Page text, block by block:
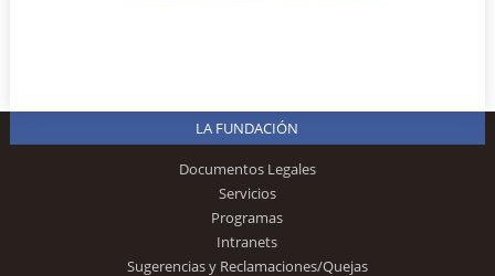
LA FUNDACIÓN
Documentos Legales
Servicios
Programas
Intranets
Sugerencias y Reclamaciones/Quejas